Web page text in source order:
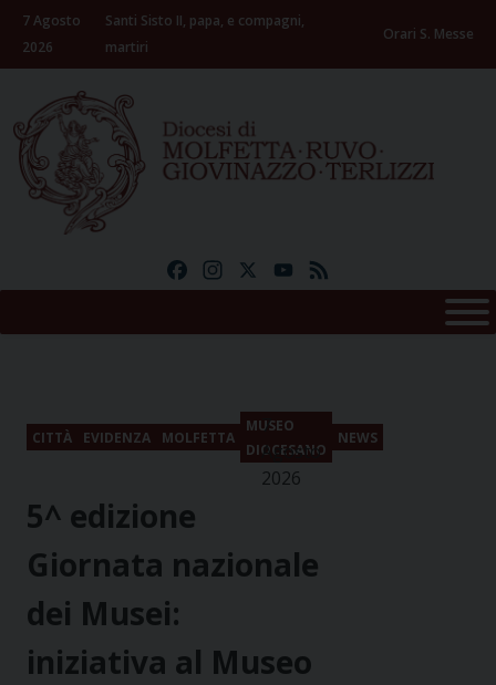
Skip
content
7 Agosto
2026
Santi Sisto II, papa, e compagni,
martiri
Orari S. Messe
FacebookInstagramYouTube
CITTÀ EVIDENZA MOLFETTA
MUSEO
DIOCESANO
NEWS
7
Agosto
2026
5^ edizione
Giornata nazionale
dei Musei:
iniziativa al Museo